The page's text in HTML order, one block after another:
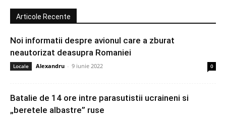
Articole Recente
Noi informatii despre avionul care a zburat
neautorizat deasupra Romaniei
Locale Alexandru - 9 iunie 2022 0
Batalie de 14 ore intre parasutistii ucraineni si
„beretele albastre” ruse